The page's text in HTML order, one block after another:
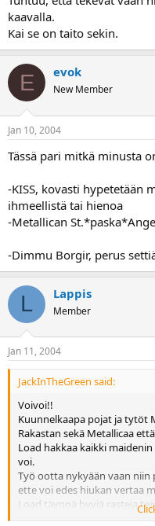
kaavalla.
Kai se on taito sekin.
E evok
New Member
Jan 10, 2004
Tässä pari mitkä minusta
-KISS, kovasti hypetetään
ihmeellistä tai hienoa
-Metallican
-Dimmu Borgir, perus
L Lappis
Member
Jan 11, 2004
JackInTheGreen said:
Voivoi!!
Kuunnelkaapa pojat ja tytöt
Rakastan sekä Metallicaa
Load hakkaa kaikki
voi.
Työ ootta nykyään vaan niin
ette voi edes hiukan vertaa
Load täynnä hyviä rasteja
Muutenkin näiden kahden